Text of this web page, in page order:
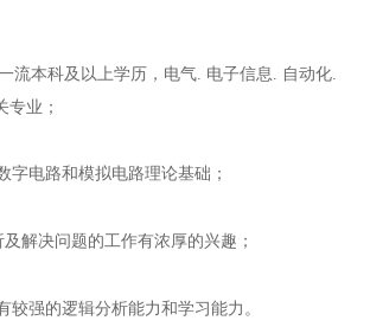
流本科及以上学历，电气. 电子信息. 自动化.
专业；
字电路和模拟电路理论基础；
解决问题的工作有浓厚的兴趣；
较强的逻辑分析能力和学习能力。